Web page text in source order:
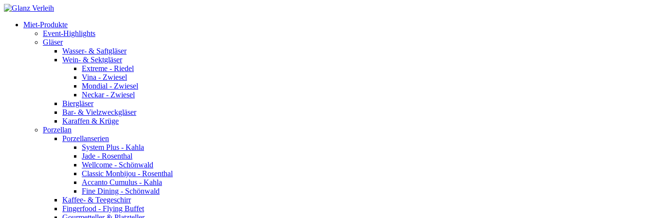
Skip
contentMiet-Produkte
Event-Highlights
Gläser
Wasser- & Saftgläser
Wein- & Sektgläser
Extreme - Riedel
Vina - Zwiesel
Mondial - Zwiesel
Neckar - Zwiesel
Biergläser
Bar- & Vielzweckgläser
Karaffen & Krüge
Porzellan
Porzellanserien
System Plus - Kahla
Jade - Rosenthal
Wellcome - Schönwald
Classic Monbijou - Rosenthal
Accanto Cumulus - Kahla
Fine Dining - Schönwald
Kaffee- & Teegeschirr
Fingerfood - Flying Buffet